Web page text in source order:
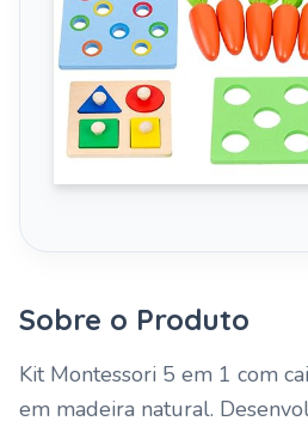
Sobre o Produto
Kit Montessori 5 em 1 com
em madeira natural.